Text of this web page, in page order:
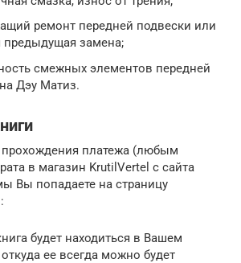
ремонт передней подвески или
предыдущая замена;
смежных элементов передней
Дэу Матиз.
платежа (любым
в магазин KrutilVertel с сайта
Вы попадаете на страницу
будет находиться в Вашем
ее всегда можно будет